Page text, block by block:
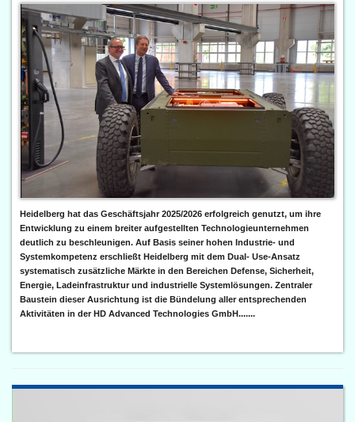
Heidelberg hat das Geschäftsjahr 2025/2026 erfolgreich genutzt, um ihre
Entwicklung zu einem breiter aufgestellten Technologieunternehmen
deutlich zu beschleunigen. Auf Basis seiner hohen Industrie- und
Systemkompetenz erschließt Heidelberg mit dem Dual- Use-Ansatz
systematisch zusätzliche Märkte in den Bereichen Defense, Sicherheit,
Energie, Ladeinfrastruktur und industrielle Systemlösungen. Zentraler
Baustein dieser Ausrichtung ist die Bündelung aller entsprechenden
Aktivitäten in der HD Advanced Technologies GmbH.......